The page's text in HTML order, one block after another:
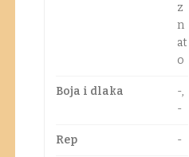
z
n
at
o
Boja i dlaka
-,
-
Rep -